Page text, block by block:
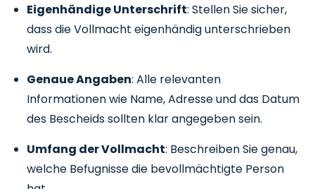
Eigenhändige Unterschrift: Stellen Sie sicher,
dass die Vollmacht eigenhändig unterschrieben
wird.
Genaue Angaben: Alle relevanten
Informationen wie Name, Adresse und das Datum
des Bescheids sollten klar angegeben sein.
Umfang der Vollmacht: Beschreiben Sie genau,
welche Befugnisse die bevollmächtigte Person